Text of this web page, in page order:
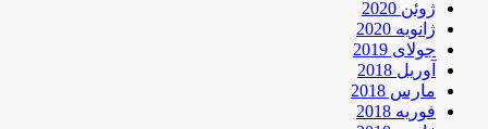
ژوئن 2020
ژانویه 2020
جولای 2019
آوریل 2018
مارس 2018
فوریه 2018